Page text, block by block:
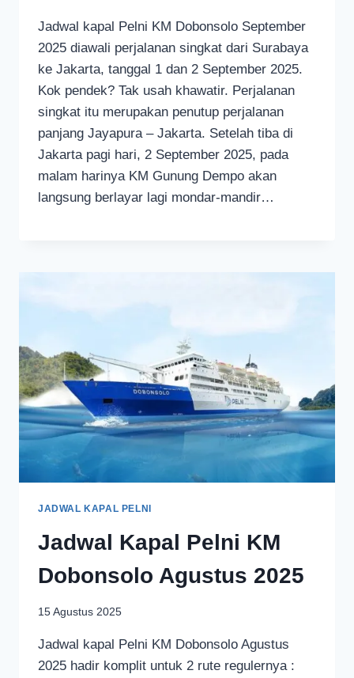
Jadwal kapal Pelni KM Dobonsolo September
2025 diawali perjalanan singkat dari Surabaya
ke Jakarta, tanggal 1 dan 2 September 2025.
Kok pendek? Tak usah khawatir. Perjalanan
singkat itu merupakan penutup perjalanan
panjang Jayapura – Jakarta. Setelah tiba di
Jakarta pagi hari, 2 September 2025, pada
malam harinya KM Gunung Dempo akan
langsung berlayar lagi mondar-mandir…
JADWAL KAPAL PELNI
Jadwal Kapal Pelni KM
Dobonsolo Agustus 2025
15 Agustus 2025
Jadwal kapal Pelni KM Dobonsolo Agustus
2025 hadir komplit untuk 2 rute regulernya :